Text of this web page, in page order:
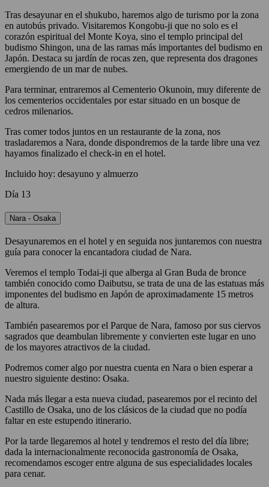
Tras desayunar en el shukubo, haremos algo de turismo por la zona
en autobús privado. Visitaremos Kongobu-ji que no solo es el
corazón espiritual del Monte Koya, sino el templo principal del
budismo Shingon, una de las ramas más importantes del budismo en
Japón. Destaca su jardín de rocas zen, que representa dos dragones
emergiendo de un mar de nubes.
Para terminar, entraremos al Cementerio Okunoin, muy diferente de
los cementerios occidentales por estar situado en un bosque de
cedros milenarios.
Tras comer todos juntos en un restaurante de la zona, nos
trasladaremos a Nara, donde dispondremos de la tarde libre una vez
hayamos finalizado el check-in en el hotel.
Incluido hoy: desayuno y almuerzo
Día 13
Nara - Osaka
Desayunaremos en el hotel y en seguida nos juntaremos con nuestra
guía para conocer la encantadora ciudad de Nara.
Veremos el templo Todai-ji que alberga al Gran Buda de bronce
también conocido como Daibutsu, se trata de una de las estatuas más
imponentes del budismo en Japón de aproximadamente 15 metros
de altura.
También pasearemos por el Parque de Nara, famoso por sus ciervos
sagrados que deambulan libremente y convierten este lugar en uno
de los mayores atractivos de la ciudad.
Podremos comer algo por nuestra cuenta en Nara o bien esperar a
nuestro siguiente destino: Osaka.
Nada más llegar a esta nueva ciudad, pasearemos por el recinto del
Castillo de Osaka, uno de los clásicos de la ciudad que no podía
faltar en este estupendo itinerario.
Por la tarde llegaremos al hotel y tendremos el resto del día libre;
dada la internacionalmente reconocida gastronomía de Osaka,
recomendamos escoger entre alguna de sus especialidades locales
para cenar.